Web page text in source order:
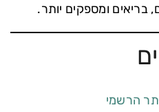
בריאים ומספקים יותר.
הרשמי